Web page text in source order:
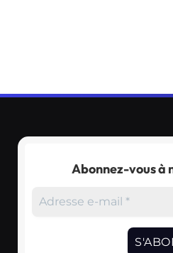
Abonnez-vous à